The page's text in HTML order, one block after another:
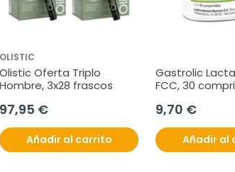
OLISTIC
Olistic Oferta Triplo
Hombre, 3x28 frascos
97,95 €
Añadir al carrito
Gastrolic
FCC, 30
9,70 €
Añadir al